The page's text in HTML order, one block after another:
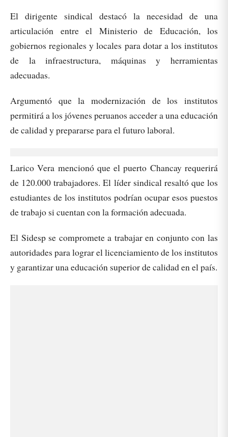
El dirigente sindical destacó la necesidad de una
articulación entre el Ministerio de Educación, los
gobiernos regionales y locales para dotar a los institutos
de la infraestructura, máquinas y herramientas
adecuadas.
Argumentó que la modernización de los institutos
permitirá a los jóvenes peruanos acceder a una educación
de calidad y prepararse para el futuro laboral.
Larico Vera mencionó que el puerto Chancay requerirá
de 120.000 trabajadores. El líder sindical resaltó que los
estudiantes de los institutos podrían ocupar esos puestos
de trabajo si cuentan con la formación adecuada.
El Sidesp se compromete a trabajar en conjunto con las
autoridades para lograr el licenciamiento de los institutos
y garantizar una educación superior de calidad en el país.